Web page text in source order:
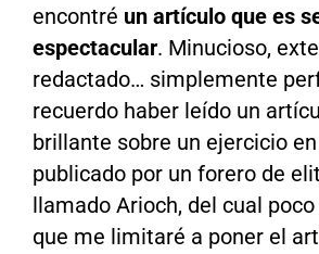
encontré un artículo que es
espectacular. Minucioso,
redactado… simplemente
recuerdo haber leído un
brillante sobre un ejercicio
publicado por un forero de
llamado Arioch, del cual
que me limitaré a poner el